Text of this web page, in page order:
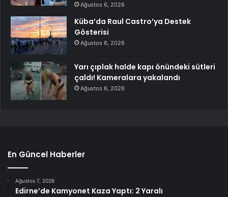
Ağustos 6, 2026
Küba’da Raul Castro’ya Destek
Gösterisi
Ağustos 6, 2026
Yarı çıplak halde kapı önündeki sütleri
çaldı! Kameralara yakalandı
Ağustos 6, 2026
En Güncel Haberler
Ağustos 7, 2026
Edirne’de Kamyonet Kaza Yaptı: 2 Yaralı